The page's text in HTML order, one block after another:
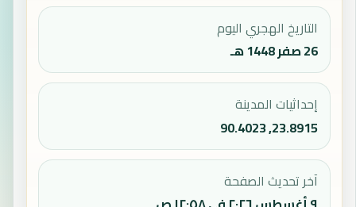
التاريخ الهجري اليوم
26 صفر 1448 هـ
إحداثيات المدينة
23.8915, 90.4023
آخر تحديث الصفحة